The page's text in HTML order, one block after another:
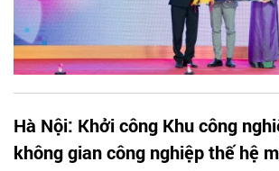
Hà Nội: Khởi công Khu công
không gian công nghiệp thế hệ